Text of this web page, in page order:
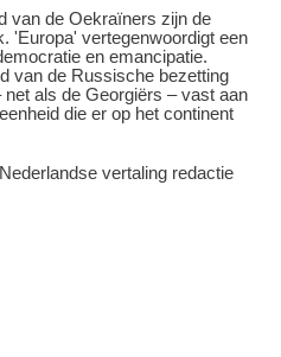
van de Oekraïners zijn de
'Europa' vertegenwoordigt een
en emancipatie.
van de Russische bezetting
als de Georgiërs – vast aan
die er op het continent
vertaling redactie